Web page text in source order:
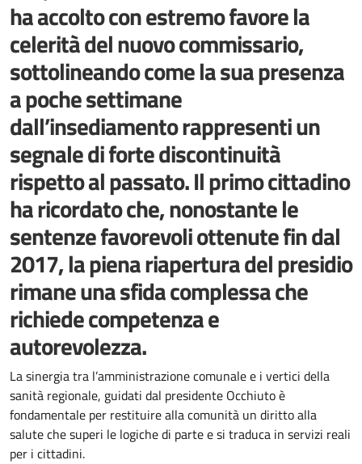
ha accolto con estremo favore la
celerità del nuovo commissario,
sottolineando come la sua presenza
a poche settimane
dall’insediamento rappresenti un
segnale di forte discontinuità
rispetto al passato. Il primo cittadino
ha ricordato che, nonostante le
sentenze favorevoli ottenute fin dal
2017, la piena riapertura del presidio
rimane una sfida complessa che
richiede competenza e
autorevolezza.
Dettagli della notizia
La sinergia tra l’amministrazione comunale e i vertici della
sanità regionale, guidati dal presidente Occhiuto è
fondamentale per restituire alla comunità un diritto alla
salute che superi le logiche di parte e si traduca in servizi reali
per i cittadini.